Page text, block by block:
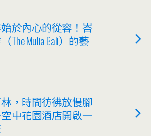
於內心的從容！峇
The Mulia Bali）的藝
，時間彷彿放慢腳
中花園酒店開啟一